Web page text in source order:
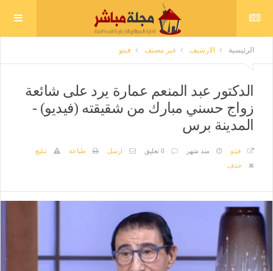
الرئيسية الارشيف غير مصنف فيتو
الدكتور عبد المنعم عمارة يرد على شائعة
زواج حسني مبارك من شقيقته (فيديو) -
المدينة برس
فيتو منذ شهر 0 تعليق ارسل طباعة
تبليغ
حذف